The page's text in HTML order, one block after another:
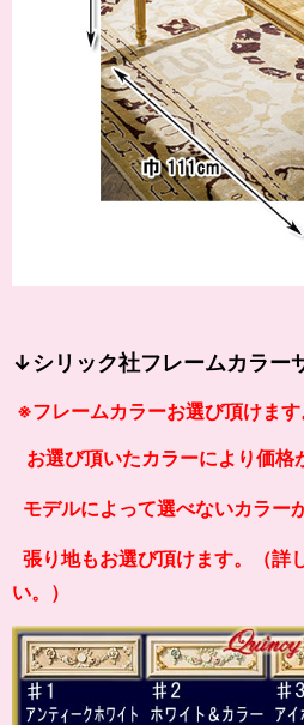
↓シリック社フレームカラー
※フレームカラーお選び頂けます
お選び頂いたカラーにより価格
モデルによって選べないカラー
張り地もお選び頂けます。（詳
い。）